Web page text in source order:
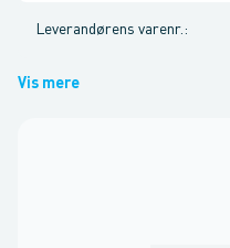
Leverandørens varenr. :
Vis mere